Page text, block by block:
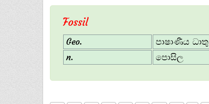
Fossil
Geo.
පාෂාණීය ධාතු
n.
පොසිල